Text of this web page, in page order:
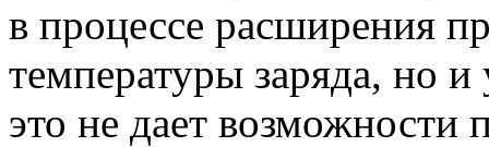
в процессе расширения
температуры заряда, но
это не дает возможности